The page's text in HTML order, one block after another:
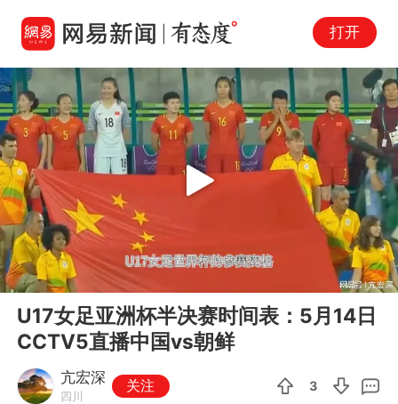
打开
00:00 02:05
Play
U17女足亚洲杯半决赛时间表：5月14日
CCTV5直播中国vs朝鲜
亢宏深
四川
关注 3